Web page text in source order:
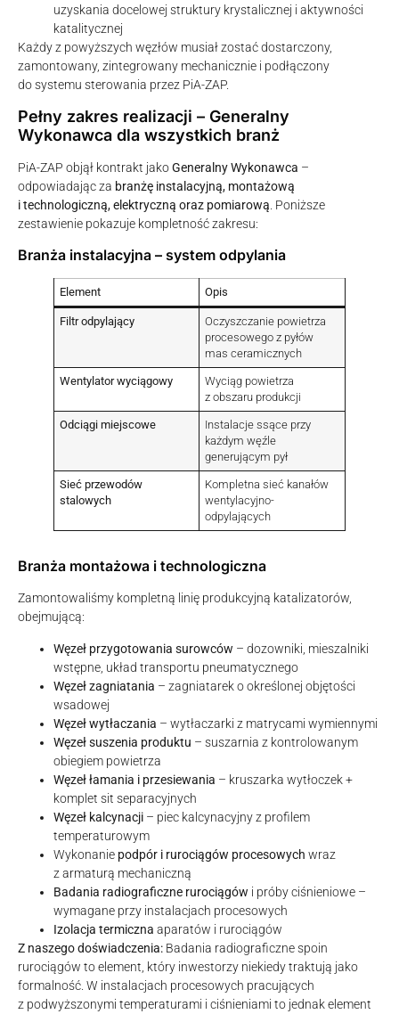
uzyskania docelowej struktury krystalicznej i aktywności
katalitycznej
Każdy z powyższych węzłów musiał zostać dostarczony,
zamontowany, zintegrowany mechanicznie i podłączony
do systemu sterowania przez PiA-ZAP.
Pełny zakres realizacji – Generalny
Wykonawca dla wszystkich branż
PiA-ZAP objął kontrakt jakoGeneralny Wykonawca –
odpowiadając za branżę instalacyjną, montażową
i technologiczną, elektryczną oraz pomiarową . Poniższe
zestawienie pokazuje kompletność zakresu:
Branża instalacyjna – system odpylania
Element Opis
Filtr odpylający
Oczyszczanie powietrza
procesowego z pyłów
mas ceramicznych
Wentylator wyciągowy
Wyciąg powietrza
z obszaru produkcji
Odciągi miejscowe
Instalacje ssące przy
każdym węźle
generującym pył
Sieć przewodów
stalowych
Kompletna sieć kanałów
wentylacyjno-
odpylających
Branża montażowa i technologiczna
Zamontowaliśmy kompletną linię produkcyjną katalizatorów,
obejmującą:
Węzeł przygotowania surowców – dozowniki, mieszalniki
wstępne, układ transportu pneumatycznego
Węzeł zagniatania – zagniatarek o określonej objętości
wsadowej
Węzeł wytłaczania – wytłaczarki z matrycami wymiennymi
Węzeł suszenia produktu – suszarnia z kontrolowanym
obiegiem powietrza
Węzeł łamania i przesiewania – kruszarka wytłoczek +
komplet sit separacyjnych
Węzeł kalcynacji – piec kalcynacyjny z profilem
temperaturowym
Wykonanie podpór i rurociągów procesowych wraz
z armaturą mechaniczną
Badania radiograficzne rurociągów i próby ciśnieniowe –
wymagane przy instalacjach procesowych
Izolacja termiczna aparatów i rurociągów
Z naszego doświadczenia: Badania radiograficzne spoin
rurociągów to element, który inwestorzy niekiedy traktują jako
formalność. W instalacjach procesowych pracujących
z podwyższonymi temperaturami i ciśnieniami to jednak element